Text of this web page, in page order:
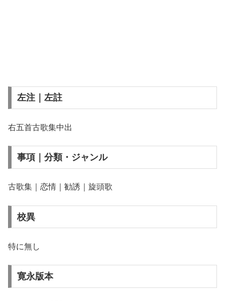
左注｜左註
右五首古歌集中出
事項｜分類・ジャンル
古歌集｜恋情｜勧誘｜旋頭歌
校異
特に無し
寛永版本